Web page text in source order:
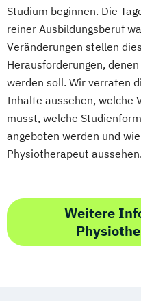
Studium beginnen. Die
reiner Ausbildungsberuf
Veränderungen stellen
Herausforderungen,
werden soll. Wir verraten
Inhalte aussehen, welche
musst, welche
angeboten werden und
Physiotherapeut aussehen.
Weitere